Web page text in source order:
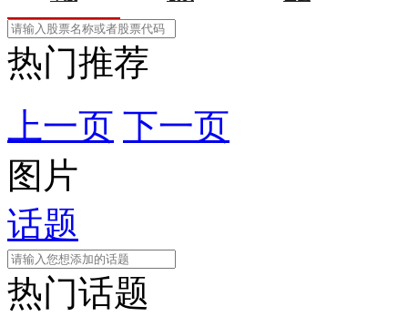
热门推荐
上一页 下一页
图片
话题
热门话题